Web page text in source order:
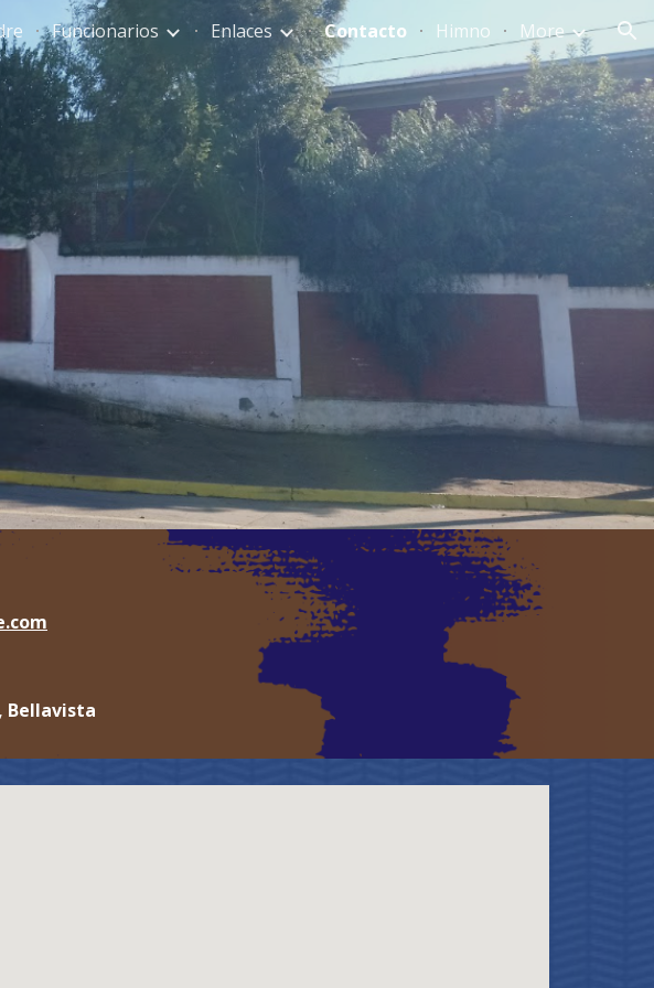
Skip to navigation
Funcionarios Enlaces Contacto Himno More
Bellavista